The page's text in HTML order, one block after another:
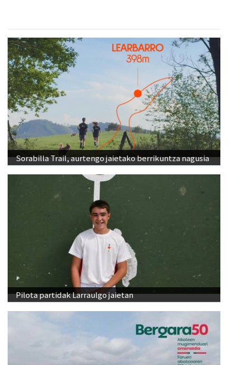
Sorabilla Trail, aurtengo jaietako berrikuntza nagusia
Pilota partidak Larraulgo jaietan